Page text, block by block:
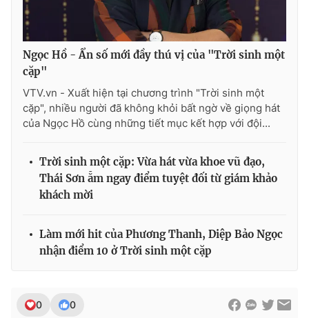
Ngọc Hồ - Ẩn số mới đầy thú vị của "Trời sinh một
cặp"
VTV.vn - Xuất hiện tại chương trình "Trời sinh một
cặp", nhiều người đã không khỏi bất ngờ về giọng hát
của Ngọc Hồ cùng những tiết mục kết hợp với đội...
Trời sinh một cặp: Vừa hát vừa khoe vũ đạo,
Thái Sơn ẵm ngay điểm tuyệt đối từ giám khảo
khách mời
Làm mới hit của Phương Thanh, Diệp Bảo Ngọc
nhận điểm 10 ở Trời sinh một cặp
0 0